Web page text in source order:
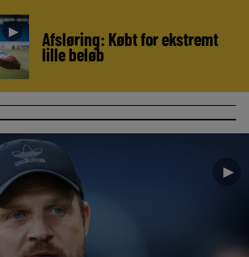
► Afsløring: Købt for ekstremt
lille beløb
►